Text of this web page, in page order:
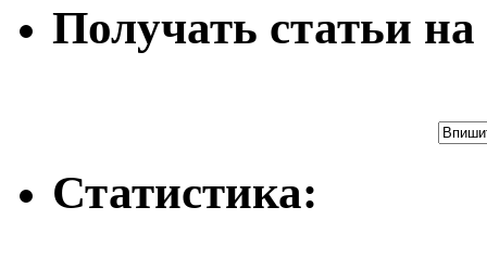
Получать статьи
Статистика: